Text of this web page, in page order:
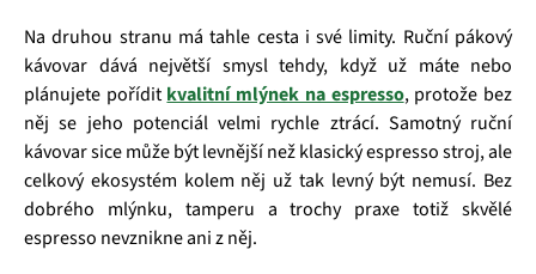
Na druhou stranu má tahle cesta i své limity. Ruční pákový
kávovar dává největší smysl tehdy, když už máte nebo
plánujete pořídit kvalitní mlýnek na espresso, protože bez
něj se jeho potenciál velmi rychle ztrácí. Samotný ruční
kávovar sice může být levnější než klasický espresso stroj, ale
celkový ekosystém kolem něj už tak levný být nemusí. Bez
dobrého mlýnku, tamperu a trochy praxe totiž skvělé
espresso nevznikne ani z něj.